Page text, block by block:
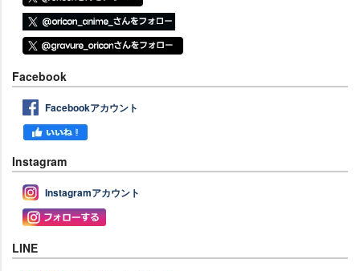
Facebook
Facebookアカウント
Instagram
Instagramアカウント
LINE